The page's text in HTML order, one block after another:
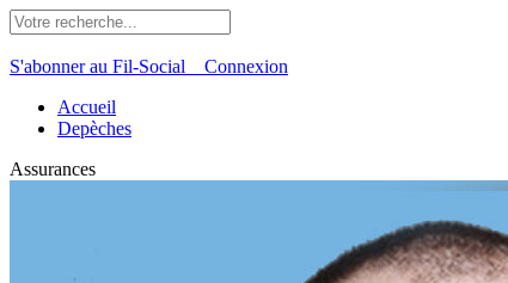
S'abonner au Fil-Social Connexion
Accueil
Depèches
Assurances